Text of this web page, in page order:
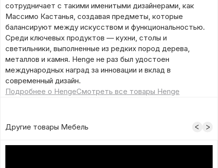
сотрудничает с такими именитыми дизайнерами, как
Массимо Кастанья, создавая предметы, которые
балансируют между искусством и функциональностью.
Среди ключевых продуктов — кухни, столы и
светильники, выполненные из редких пород дерева,
металлов и камня. Henge не раз был удостоен
международных наград за инновации и вклад в
современный дизайн.
Подробнее о HengeСмотреть все товары Henge
Другие товары Мебель